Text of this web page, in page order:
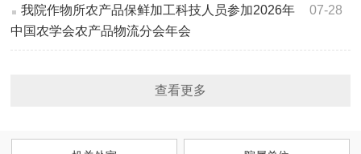
07-28
我院作物所农产品保鲜加工科技人员参加2026年
中国农学会农产品物流分会年会
查看更多